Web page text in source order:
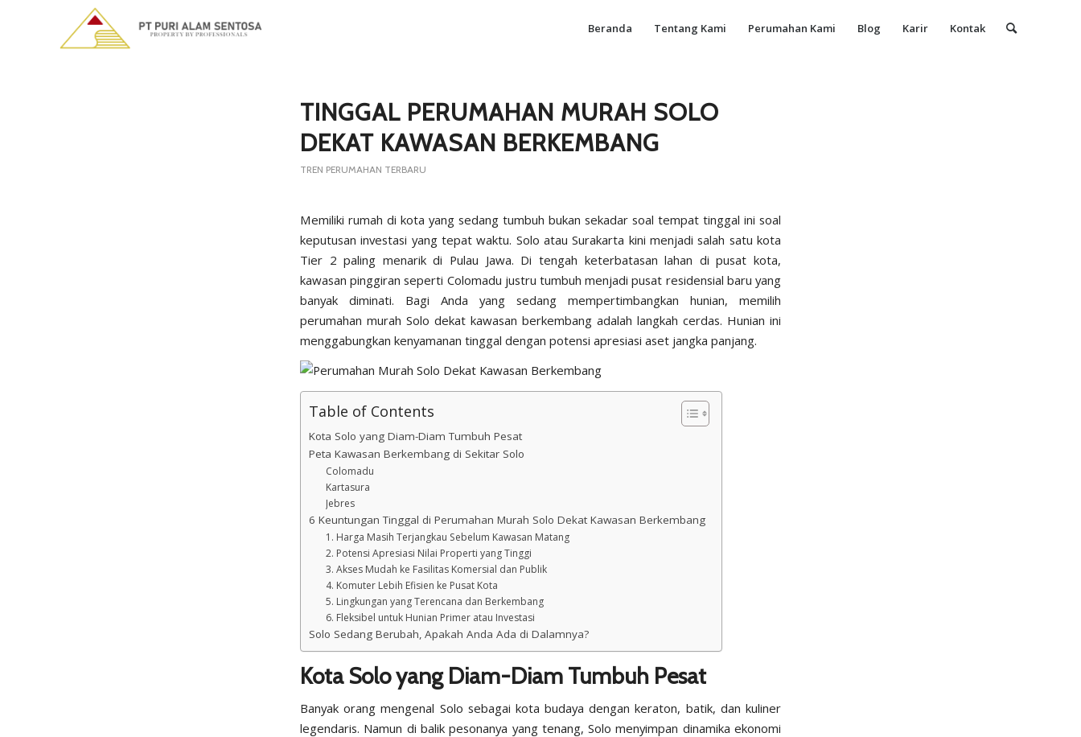
Beranda Tentang Kami Perumahan Kami Blog Karir Kontak
TINGGAL PERUMAHAN MURAH SOLO
DEKAT KAWASAN BERKEMBANG
TREN PERUMAHAN TERBARU
Memiliki rumah di kota yang sedang tumbuh bukan sekadar soal tempat tinggal ini soal
keputusan investasi yang tepat waktu. Solo atau Surakarta kini menjadi salah satu kota
Tier 2 paling menarik di Pulau Jawa. Di tengah keterbatasan lahan di pusat kota,
kawasan pinggiran seperti Colomadu justru tumbuh menjadi pusat residensial baru yang
banyak diminati. Bagi Anda yang sedang mempertimbangkan hunian, memilih
perumahan murah Solo dekat kawasan berkembang adalah langkah cerdas. Hunian ini
menggabungkan kenyamanan tinggal dengan potensi apresiasi aset jangka panjang.
Table of Contents
Kota Solo yang Diam-Diam Tumbuh Pesat
Peta Kawasan Berkembang di Sekitar Solo
Colomadu
Kartasura
Jebres
6 Keuntungan Tinggal di Perumahan Murah Solo Dekat Kawasan Berkembang
1. Harga Masih Terjangkau Sebelum Kawasan Matang
2. Potensi Apresiasi Nilai Properti yang Tinggi
3. Akses Mudah ke Fasilitas Komersial dan Publik
4. Komuter Lebih Efisien ke Pusat Kota
5. Lingkungan yang Terencana dan Berkembang
6. Fleksibel untuk Hunian Primer atau Investasi
Solo Sedang Berubah, Apakah Anda Ada di Dalamnya?
Kota Solo yang Diam-Diam Tumbuh Pesat
Banyak orang mengenal Solo sebagai kota budaya dengan keraton, batik, dan kuliner
legendaris. Namun di balik pesonanya yang tenang, Solo menyimpan dinamika ekonomi